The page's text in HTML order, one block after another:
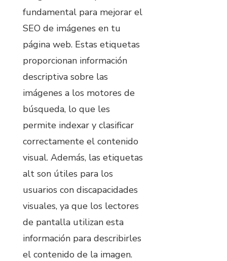
fundamental para mejorar el
SEO de imágenes en tu
página web. Estas etiquetas
proporcionan información
descriptiva sobre las
imágenes a los motores de
búsqueda, lo que les
permite indexar y clasificar
correctamente el contenido
visual. Además, las etiquetas
alt son útiles para los
usuarios con discapacidades
visuales, ya que los lectores
de pantalla utilizan esta
información para describirles
el contenido de la imagen.